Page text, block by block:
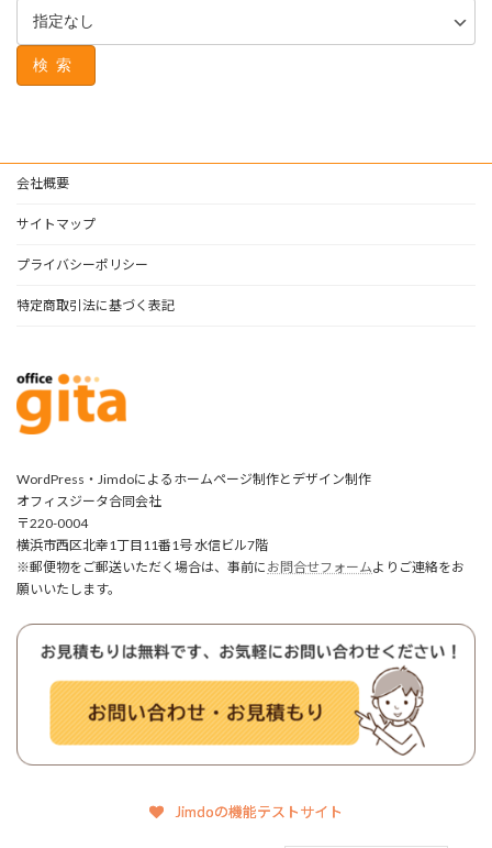
検索
会社概要
サイトマップ
プライバシーポリシー
特定商取引法に基づく表記
WordPress・Jimdoによるホームページ制作とデザイン制作
オフィスジータ合同会社
〒220-0004
横浜市西区北幸1丁目11番1号 水信ビル7階
※郵便物をご郵送いただく場合は、事前に お問合せフォームよりご連絡をお
願いいたします。
Jimdoの機能テストサイト